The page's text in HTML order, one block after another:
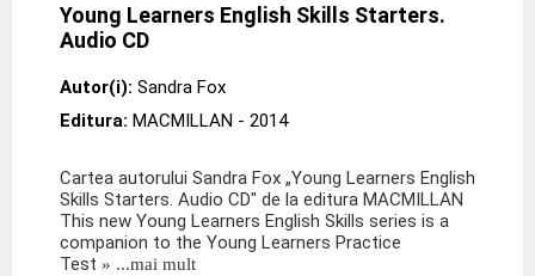
Young Learners English Skills Starters.
Audio CD
Autor(i): Sandra Fox
Editura: MACMILLAN - 2014
Cartea autorului Sandra Fox „Young Learners English
Skills Starters. Audio CD" de la editura MACMILLAN
This new Young Learners English Skills series is a
companion to the Young Learners Practice
Test » ...mai mult